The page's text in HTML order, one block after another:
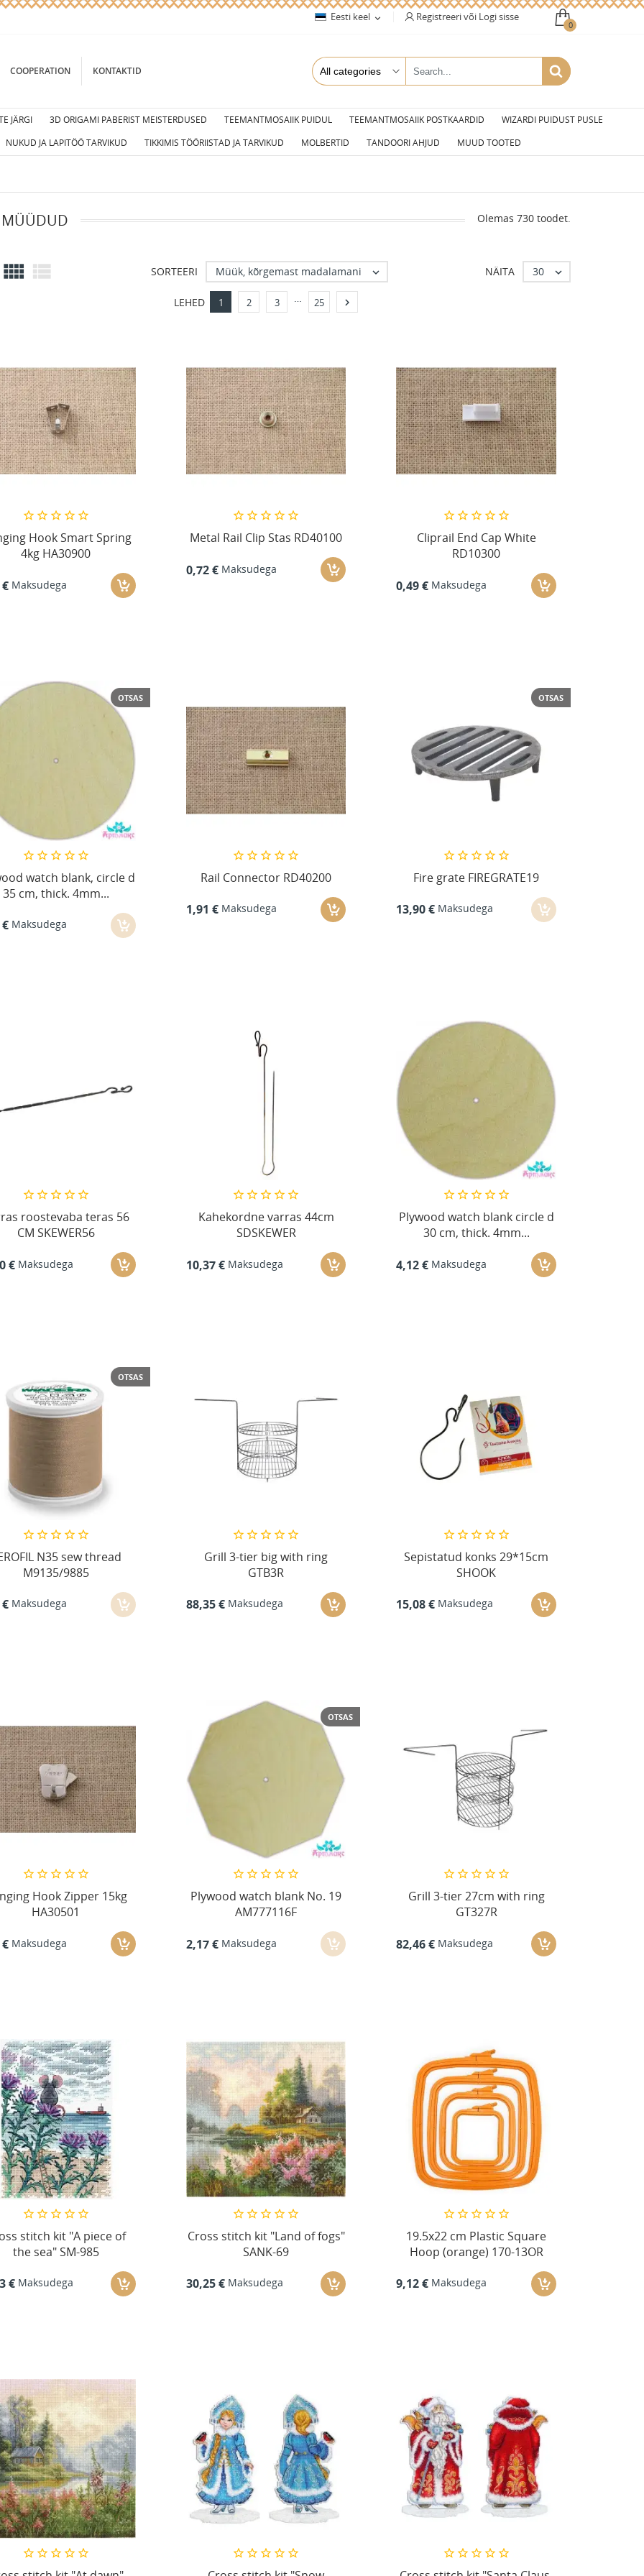
Eesti keel  Registreeri või Logi sisse
0
COOPERATION KONTAKTID
JÄRGI 3D ORIGAMI PABERIST MEISTERDUSED TEEMANTMOSAIIK PUIDUL TEEMANTMOSAIIK POSTKAARDID
WIZARDI PUIDUST PUSLE
NUKUD JA LAPITÖÖ TARVIKUD
TIKKIMIS TÖÖRIISTAD JA TARVIKUD MOLBERTID TANDOORI AHJUD MUUD TOOTED
Olemas 730 toodet.
  SORTEERI Müük, kõrgemast madalamani  NÄITA 30 
LEHED 1 2 3 … 25 
Hook Smart Spring
4kg HA30900
Maksudega
Metal Rail Clip Stas RD40100
0,72 €Maksudega
Cliprail End Cap White
RD10300
0,49 € Maksudega
OTSAS
watch blank, circle d
35 cm, thick. 4mm...
Maksudega
Rail Connector RD40200
1,91 €Maksudega
OTSAS
Fire grate FIREGRATE19
13,90 € Maksudega
roostevaba teras 56
CM SKEWER56
€Maksudega
Kahekordne varras 44cm
SDSKEWER
10,37 €Maksudega
Plywood watch blank circle d
30 cm, thick. 4mm...
4,12 € Maksudega
OTSAS
N35 sew thread
M9135/9885
Maksudega
Grill 3-tier big with ring
GTB3R
88,35 €Maksudega
Sepistatud konks 29*15cm
SHOOK
15,08 € Maksudega
Hook Zipper 15kg
HA30501
Maksudega
OTSAS
Plywood watch blank No. 19
AM777116F
2,17 €Maksudega
Grill 3-tier 27cm with ring
GT327R
82,46 € Maksudega
stitch kit "A piece of
the sea" SM-985
€Maksudega
Cross stitch kit "Land of fogs"
SANK-69
30,25 €Maksudega
19.5x22 cm Plastic Square
Hoop (orange) 170-13OR
9,12 € Maksudega